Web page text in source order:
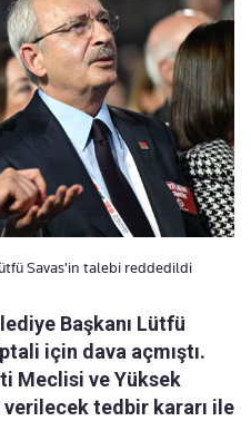
Savas'in talebi reddedildi
Başkanı Lütfü
için dava açmıştı.
Meclisi ve Yüksek
tedbir kararı ile